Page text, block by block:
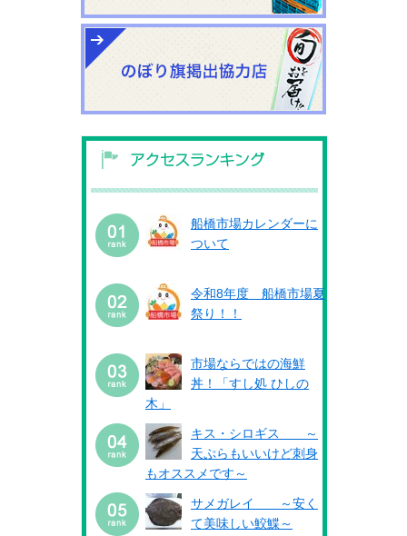
船橋市場カレンダーに
ついて
令和8年度 船橋市場夏
祭り！！
市場ならではの海鮮
丼！「すし処 ひしの
木」
キス・シロギス ～
天ぷらもいいけど刺身
もオススメです～
サメガレイ ～安く
て美味しい鮫鰈～